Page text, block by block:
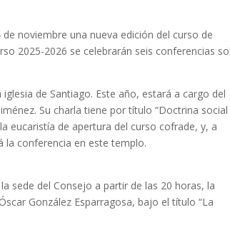
noviembre una nueva edición del curso de
2025-2026 se celebrarán seis conferencias
de Santiago. Este año, estará a cargo del
Su charla tiene por título “Doctrina
eucaristía de apertura del curso cofrade, y, a
la conferencia en este templo.
sede del Consejo a partir de las 20 horas, la
González Esparragosa, bajo el título “La